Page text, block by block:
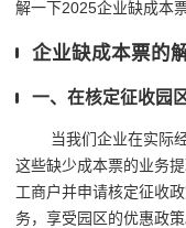
解一下2025企业缺成本
企业缺成本票的
一、在核定征收园
当我们企业在实际经
这些缺少成本票的业务
工商户并申请核定征收
务，享受园区的优惠政策